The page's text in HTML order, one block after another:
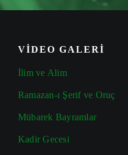
VİDEO GALERİ
İlim ve Alim
Ramazan-ı Şerif ve Oruç
Mübarek Bayramlar
Kadir Gecesi